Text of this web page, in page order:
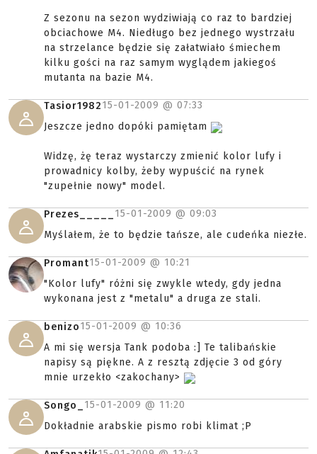
Z sezonu na sezon wydziwiają co raz to bardziej
obciachowe M4. Niedługo bez jednego wystrzału
na strzelance będzie się załatwiało śmiechem
kilku gości na raz samym wyglądem jakiegoś
mutanta na bazie M4.
Tasior198215-01-2009 @ 07:33
Jeszcze jedno dopóki pamiętam
Widzę, żę teraz wystarczy zmienić kolor lufy i
prowadnicy kolby, żeby wypuścić na rynek
"zupełnie nowy" model.
Prezes_____ 15-01-2009 @ 09:03
Myślałem, że to będzie tańsze, ale cudeńka niezłe.
Promant15-01-2009 @ 10:21
"Kolor lufy" różni się zwykle wtedy, gdy jedna
wykonana jest z "metalu" a druga ze stali.
benizo15-01-2009 @ 10:36
A mi się wersja Tank podoba :] Te talibańskie
napisy są piękne. A z resztą zdjęcie 3 od góry
mnie urzekło <zakochany>
Songo_ 15-01-2009 @ 11:20
Dokładnie arabskie pismo robi klimat ;P